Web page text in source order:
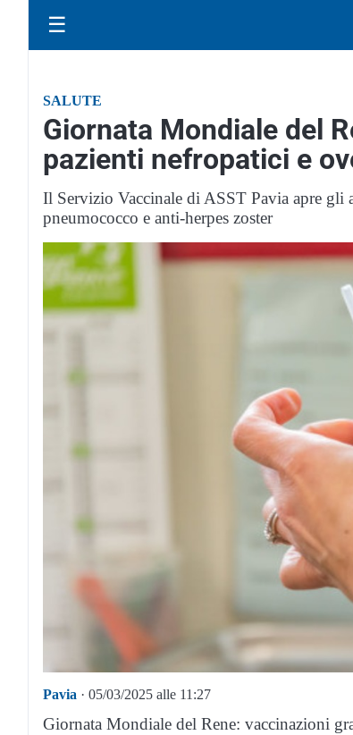
☰
SALUTE
Giornata Mondiale del
pazienti nefropatici e
Il Servizio Vaccinale di ASST Pavia apre
pneumococco e anti-herpes zoster
Pavia · 05/03/2025 alle 11:27
Giornata Mondiale del Rene: vaccinazioni